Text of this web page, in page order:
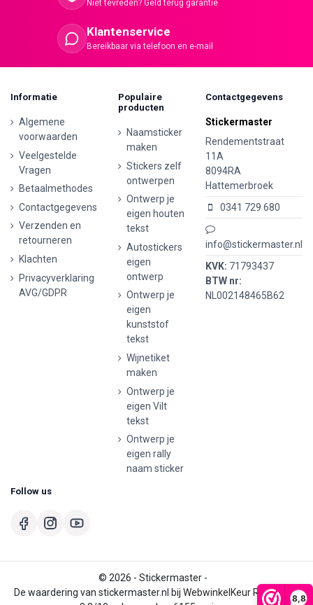
8,8
Niet tevreden? Geld terug garantie
Klantenservice
Bereikbaar via telefoon en e-mail
Informatie
Algemene
voorwaarden
Veelgestelde
Vragen
Betaalmethodes
Contactgegevens
Verzenden en
retourneren
Klachten
Privacyverklaring
AVG/GDPR
Populaire
producten
Naamsticker
maken
Stickers zelf
ontwerpen
Ontwerp je
eigen houten
tekst
Autostickers
eigen
ontwerp
Ontwerp je
eigen
kunststof
tekst
Wijnetiket
maken
Ontwerp je
eigen Vilt
tekst
Ontwerp je
eigen rally
naam sticker
Contactgegevens
Stickermaster
Rendementstraat
11A
8094RA
Hattemerbroek
0341 729 680
info@stickermaster.nl
KVK: 71793437
BTW nr:
NL002148465B62
Follow us
© 2026 - Stickermaster -
De waardering van stickermaster.nl bij WebwinkelKeur Reviews is